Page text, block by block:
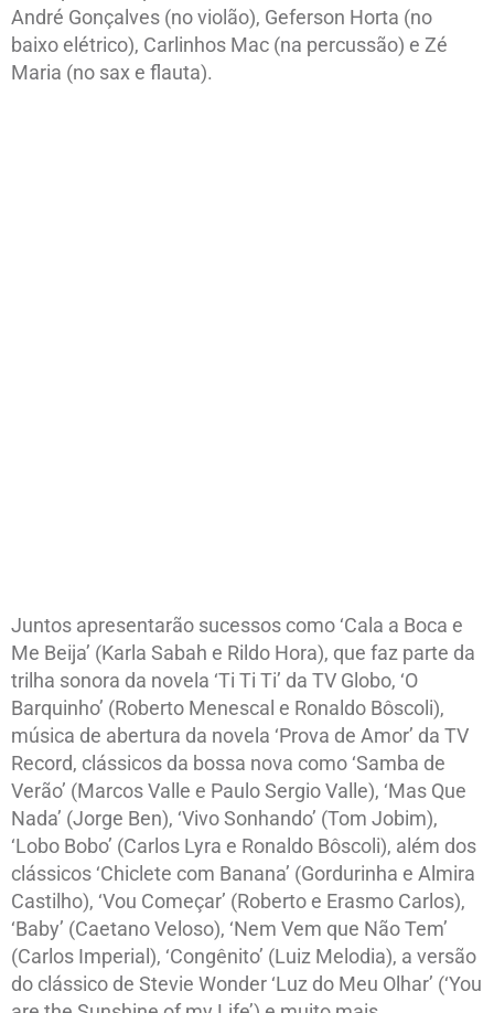
André Gonçalves (no violão), Geferson Horta (no
baixo elétrico), Carlinhos Mac (na percussão) e Zé
Maria (no sax e flauta).
Juntos apresentarão sucessos como ‘Cala a Boca e
Me Beija’ (Karla Sabah e Rildo Hora), que faz parte da
trilha sonora da novela ‘Ti Ti Ti’ da TV Globo, ‘O
Barquinho’ (Roberto Menescal e Ronaldo Bôscoli),
música de abertura da novela ‘Prova de Amor’ da TV
Record, clássicos da bossa nova como ‘Samba de
Verão’ (Marcos Valle e Paulo Sergio Valle), ‘Mas Que
Nada’ (Jorge Ben), ‘Vivo Sonhando’ (Tom Jobim),
‘Lobo Bobo’ (Carlos Lyra e Ronaldo Bôscoli), além dos
clássicos ‘Chiclete com Banana’ (Gordurinha e Almira
Castilho), ‘Vou Começar’ (Roberto e Erasmo Carlos),
‘Baby’ (Caetano Veloso), ‘Nem Vem que Não Tem’
(Carlos Imperial), ‘Congênito’ (Luiz Melodia), a versão
do clássico de Stevie Wonder ‘Luz do Meu Olhar’ (‘You